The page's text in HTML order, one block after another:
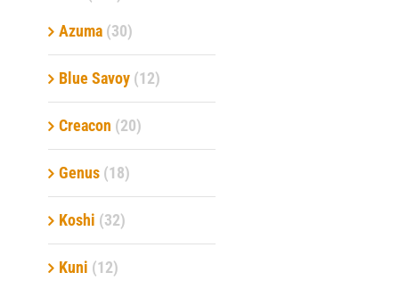
Azuma (30)
Blue Savoy (12)
Creacon (20)
Genus (18)
Koshi (32)
Kuni (12)